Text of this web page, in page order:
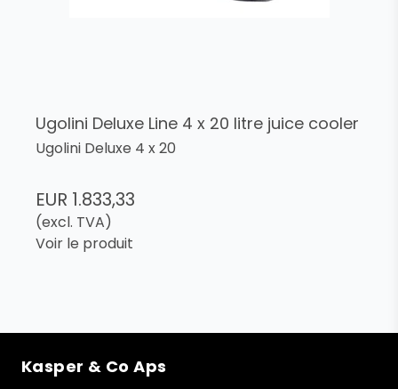
Ugolini Deluxe Line 4 x 20 litre juice cooler
Ugolini Deluxe 4 x 20
EUR 1.833,33
(excl. TVA)
Voir le produit
Kasper & Co Aps